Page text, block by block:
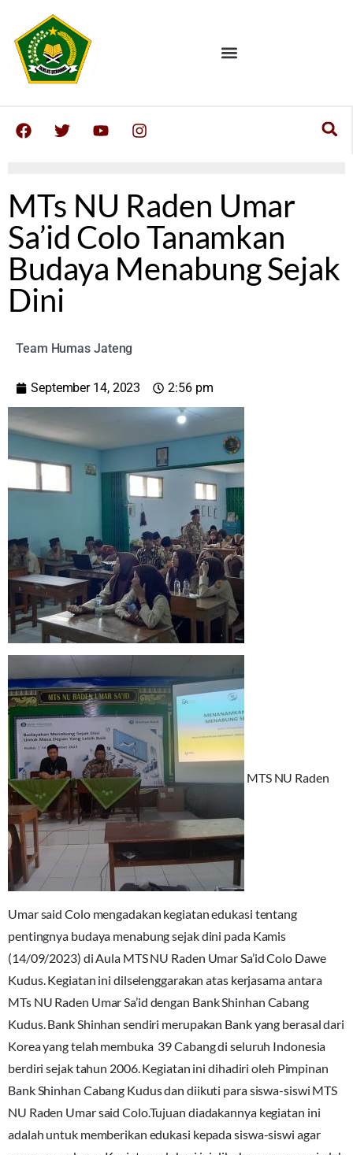
MTs NU Raden Umar
Sa’id Colo Tanamkan
Budaya Menabung Sejak
Dini
Team Humas Jateng
September 14, 2023 2:56 pm
MTS NU Raden
Umar said Colo mengadakan kegiatan edukasi tentang
pentingnya budaya menabung sejak dini pada Kamis
(14/09/2023) di Aula MTS NU Raden Umar Sa’id Colo Dawe
Kudus. Kegiatan ini dilselenggarakan atas kerjasama antara
MTs NU Raden Umar Sa’id dengan Bank Shinhan Cabang
Kudus. Bank Shinhan sendiri merupakan Bank yang berasal dari
Korea yang telah membuka 39 Cabang di seluruh Indonesia
berdiri sejak tahun 2006. Kegiatan ini dihadiri oleh Pimpinan
Bank Shinhan Cabang Kudus dan diikuti para siswa-siswi MTS
NU Raden Umar said Colo.Tujuan diadakannya kegiatan ini
adalah untuk memberikan edukasi kepada siswa-siswi agar